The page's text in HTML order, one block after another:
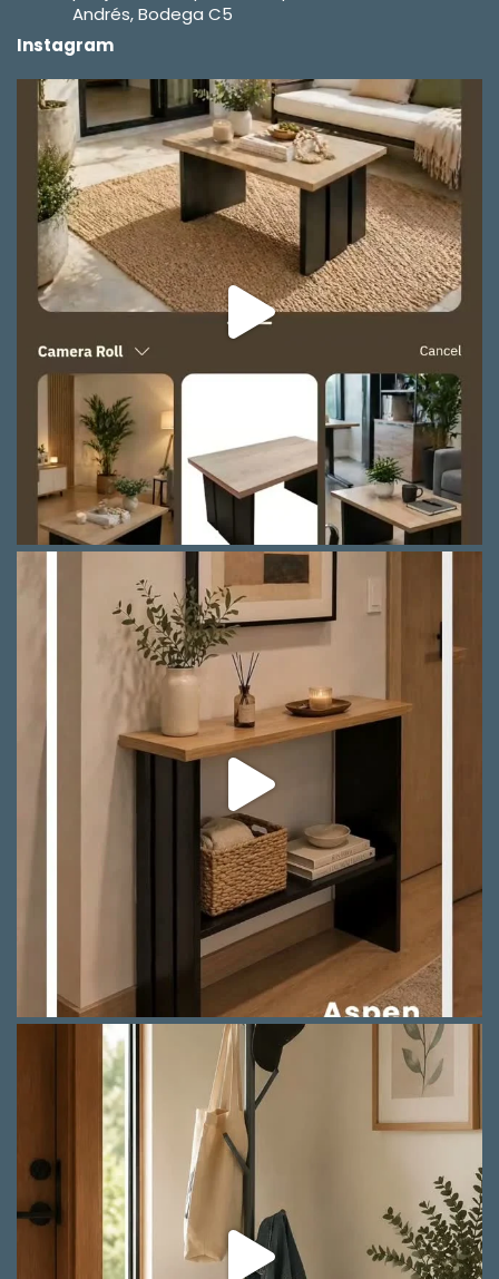
Andrés, Bodega C5
Instagram